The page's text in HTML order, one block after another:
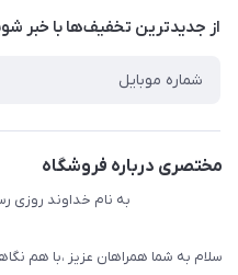
درباره ما
راهنما
از جدید‌ترین تخفیف‌ها با‌ خبر
مختصری درباره فروشگاه
به نام خداوند روزی
سلام به شما همراهان عزیز ،با هم